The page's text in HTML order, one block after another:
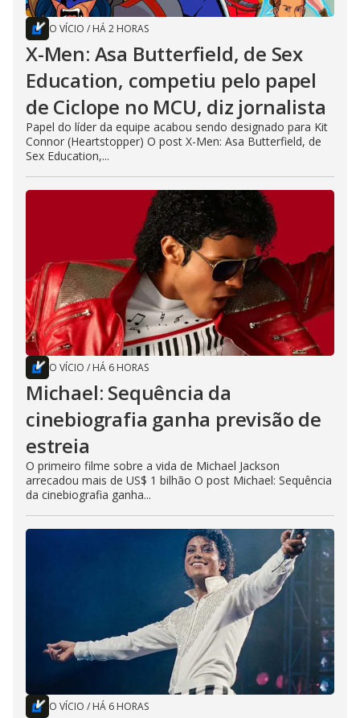
O VÍCIO / HÁ 2 HORAS
X-Men: Asa Butterfield, de Sex
Education, competiu pelo papel
de Ciclope no MCU, diz jornalista
Papel do líder da equipe acabou sendo designado para Kit
Connor (Heartstopper) O post X-Men: Asa Butterfield, de
Sex Education,...
O VÍCIO / HÁ 6 HORAS
Michael: Sequência da
cinebiografia ganha previsão de
estreia
O primeiro filme sobre a vida de Michael Jackson
arrecadou mais de US$ 1 bilhão O post Michael: Sequência
da cinebiografia ganha...
O VÍCIO / HÁ 6 HORAS